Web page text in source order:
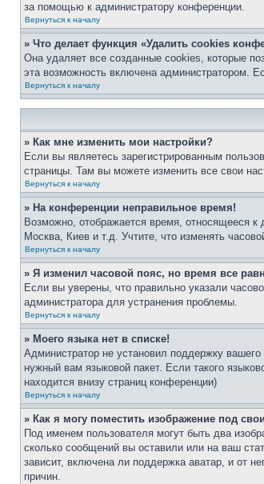
за помощью к администратору конференции.
Вернуться к началу
» Что делает функция «Удалить cookies
Она удаляет все созданные cookies, которые
эта возможность включена администратором.
Вернуться к началу
» Как мне изменить мои настройки?
Если вы являетесь зарегистрированным
страницы. Там вы можете изменить все свои
Вернуться к началу
» На конференции неправильное время!
Возможно, отображается время, относящееся к
Москва, Киев и т.д. Учтите, что изменять
Вернуться к началу
» Я изменил часовой пояс, но время все
Если вы уверены, что правильно указали
администратора для устранения проблемы.
Вернуться к началу
» Моего языка нет в списке!
Администратор не установил поддержку
нужный вам языковой пакет. Если такого
находится внизу страниц конференции)
Вернуться к началу
» Как я могу поместить изображение под
Под именем пользователя могут быть два
сколько сообщений вы оставили или на ваш
зависит, включена ли поддержка аватар, и от
причин.